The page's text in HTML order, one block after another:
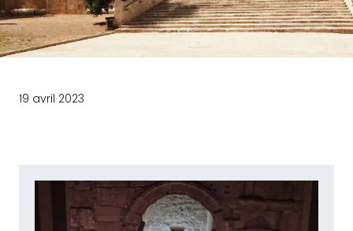
19 avril 2023